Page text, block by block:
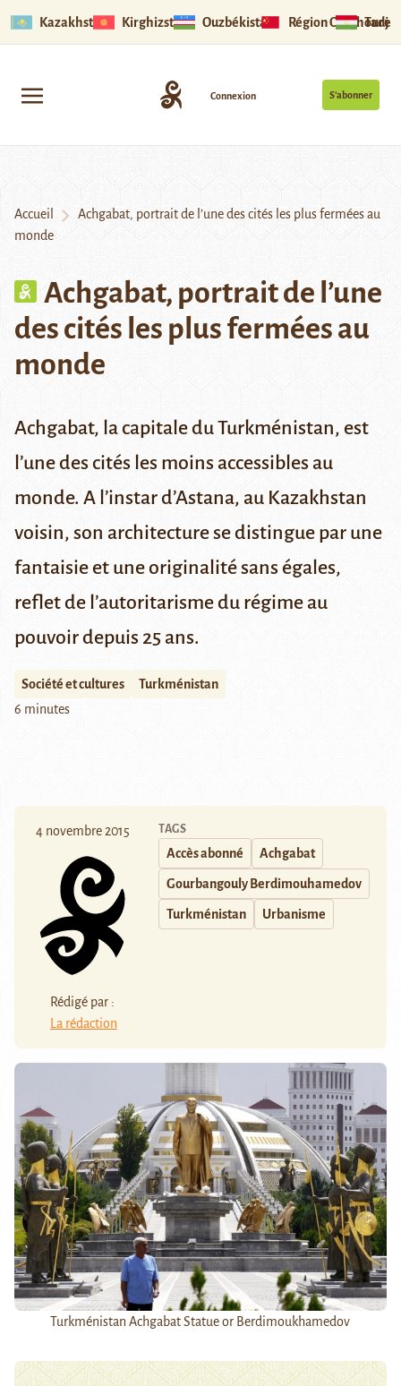
Kazakhstan Kirghizstan Ouzbékistan Région Ouïghoure
S’abonner
Connexion
Accueil
Achgabat, portrait de l’une des cités les plus fermées au
monde
Achgabat, portrait de l’une
des cités les plus fermées au
monde
Achgabat, la capitale du Turkménistan, est
l’une des cités les moins accessibles au
monde. A l’instar d’Astana, au Kazakhstan
voisin, son architecture se distingue par une
fantaisie et une originalité sans égales,
reflet de l’autoritarisme du régime au
pouvoir depuis 25 ans.
Société et cultures
Turkménistan
6 minutes
4 novembre 2015
Rédigé par :
La rédaction
TAGS
Accès abonné Achgabat
Gourbangouly Berdimouhamedov
Turkménistan Urbanisme
Turkménistan Achgabat Statue or Berdimoukhamedov